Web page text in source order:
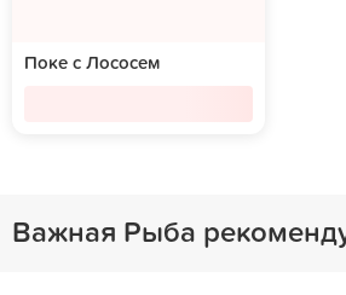
Поке с Лососем
Важная Рыба